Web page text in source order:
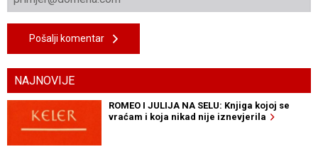
Pošalji komentar
NAJNOVIJE
ROMEO I JULIJA NA SELU: Knjiga kojoj se
vraćam i koja nikad nije iznevjerila